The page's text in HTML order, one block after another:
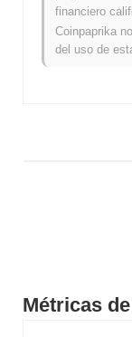
Métricas
En los últimos
mercado cripto
financiero
Coinpaprika
del uso de